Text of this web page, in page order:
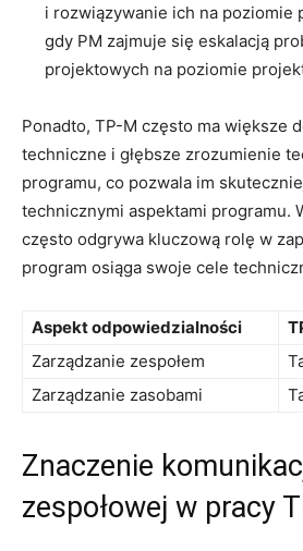
i​ rozwiązywanie ich na poziomie
gdy PM zajmuje się eskalacją
projektowych ​na poziomie
Ponadto, TP-M często ⁤ma większe
techniczne i‌ głębsze ​zrozumienie
programu, co pozwala im
technicznymi ‌aspektami programu.
⁢często odgrywa kluczową rolę w
program⁤ osiąga swoje cele
Aspekt odpowiedzialności
Zarządzanie zespołem
Zarządzanie zasobami
Znaczenie
zespołowej ⁢w pracy